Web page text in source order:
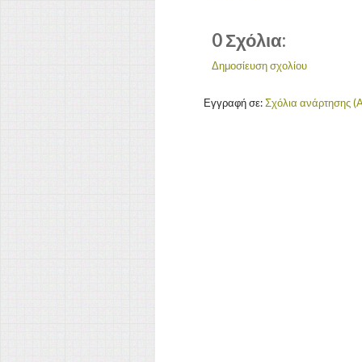
0 Σχόλια:
Δημοσίευση σχολίου
Εγγραφή σε:Σχόλια ανάρτησης